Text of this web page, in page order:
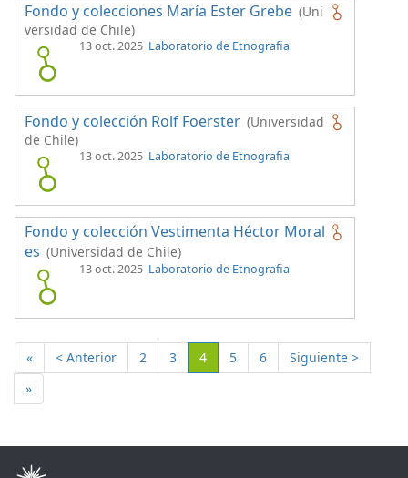
Fondo y colecciones María Ester Grebe (Uni
versidad de Chile)
13 oct. 2025 Laboratorio de Etnografia
Fondo y colección Rolf Foerster (Universidad
de Chile)
13 oct. 2025 Laboratorio de Etnografia
Fondo y colección Vestimenta Héctor Moral
es (Universidad de Chile)
13 oct. 2025 Laboratorio de Etnografia
« < Anterior 2 3 4(Actual)
5 6
Siguiente >
»